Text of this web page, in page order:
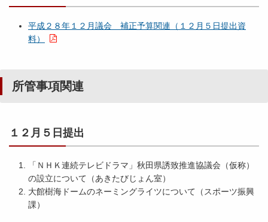
平成２８年１２月議会 補正予算関連（１２月５日提出資
料）
所管事項関連
１２月５日提出
「ＮＨＫ連続テレビドラマ」秋田県誘致推進協議会（仮称）
の設立について（あきたびじょん室）
大館樹海ドームのネーミングライツについて（スポーツ振興
課）